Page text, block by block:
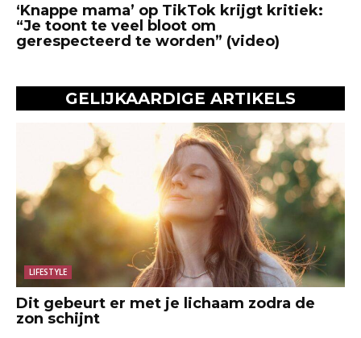
‘Knappe mama’ op TikTok krijgt kritiek:
“Je toont te veel bloot om
gerespecteerd te worden” (video)
GELIJKAARDIGE ARTIKELS
LIFESTYLE
Dit gebeurt er met je lichaam zodra de
zon schijnt